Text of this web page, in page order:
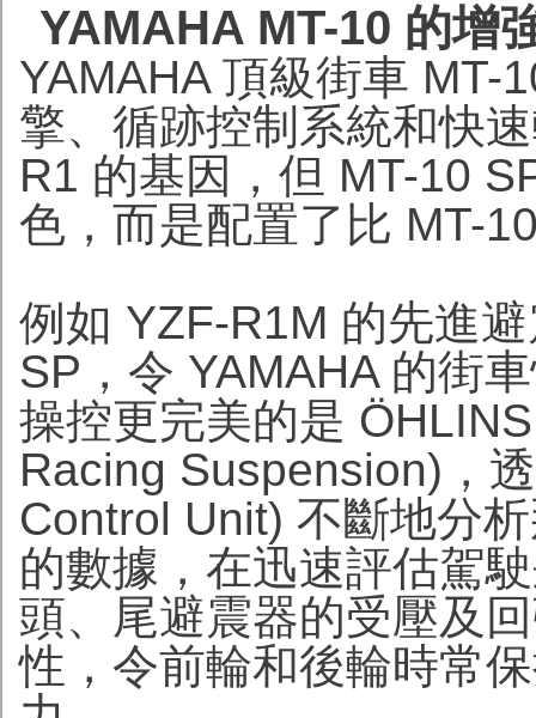
YAMAHA MT-10 的增
YAMAHA 頂級街車 MT-
擎、循跡控制系統和快
R1 的基因，但 MT-10
色，而是配置了比 MT-
例如 YZF-R1M 的先進
SP，令 YAMAHA 的街
操控更完美的是
Racing Suspension)，
Control Unit) 不斷地分
的數據，在迅速評估駕
頭、尾避震器的受壓及
性，令前輪和後輪時常